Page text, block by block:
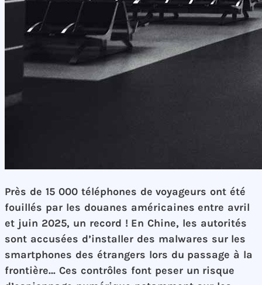
Près de 15 000 téléphones de voyageurs ont été
fouillés par les douanes américaines entre avril
et juin 2025, un record ! En Chine, les autorités
sont accusées d’installer des malwares sur les
smartphones des étrangers lors du passage à la
frontière… Ces contrôles font peser un risque